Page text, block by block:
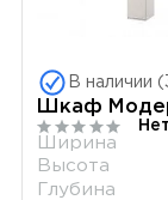
В наличии
Шкаф
Ширина
Высота
Глубина